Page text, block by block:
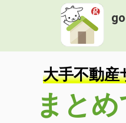
大手不動産
まとめ